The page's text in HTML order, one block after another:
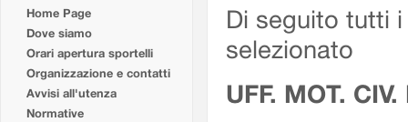
Home Page
Dove siamo
Orari apertura sportelli
Organizzazione e contatti
Avvisi all'utenza
Normative
Di seguito tutti
selezionato
UFF. MOT.